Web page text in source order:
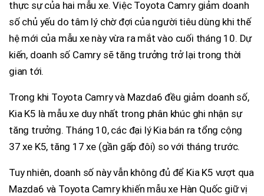
thực sự của hai mẫu xe. Việc Toyota Camry giảm doanh
số chủ yếu do tâm lý chờ đợi của người tiêu dùng khi thế
hệ mới của mẫu xe này vừa ra mắt vào cuối tháng 10. Dự
kiến, doanh số Camry sẽ tăng trưởng trở lại trong thời
gian tới.
Trong khi Toyota Camry và Mazda6 đều giảm doanh số,
Kia K5 là mẫu xe duy nhất trong phân khúc ghi nhận sự
tăng trưởng. Tháng 10, các đại lý Kia bán ra tổng cộng
37 xe K5, tăng 17 xe (gần gấp đôi) so với tháng trước.
Tuy nhiên, doanh số này vẫn không đủ để Kia K5 vượt qua
Mazda6 và Toyota Camry khiến mẫu xe Hàn Quốc giữ vị